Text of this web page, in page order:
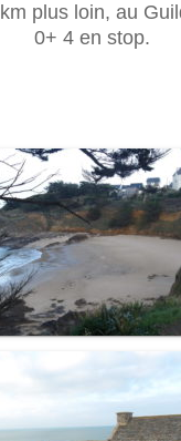
plus loin, au
0+ 4 en stop.